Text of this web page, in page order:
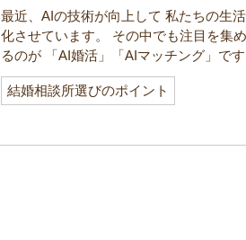
最近、AIの技術が向上して 私たちの生
化させています。 その中でも注目を集
るのが 「AI婚活」「AIマッチング」で
結婚相談所選びのポイント